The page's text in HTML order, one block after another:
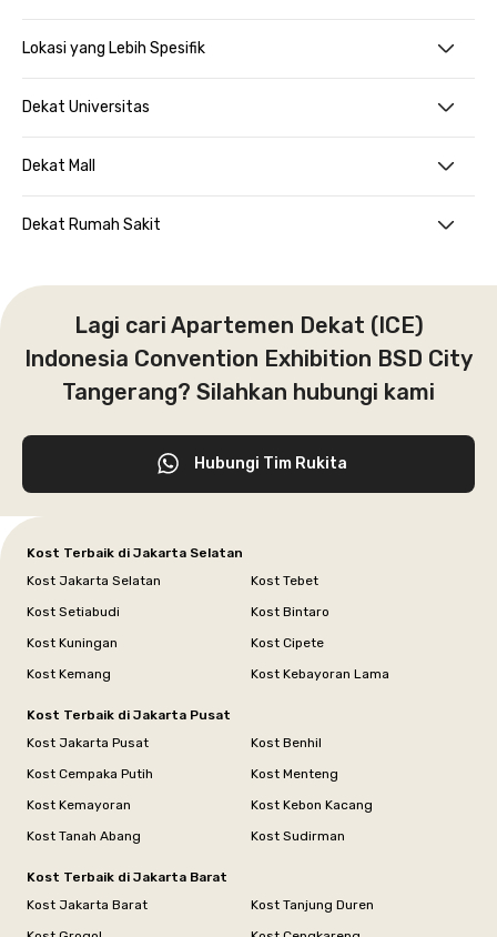
Lokasi yang Lebih Spesifik
Dekat Universitas
Dekat Mall
Dekat Rumah Sakit
Lagi cari Apartemen Dekat (ICE)
Indonesia Convention Exhibition BSD City
Tangerang? Silahkan hubungi kami
Hubungi Tim Rukita
Kost Terbaik di Jakarta Selatan
Kost Jakarta Selatan
Kost Tebet
Kost Setiabudi
Kost Bintaro
Kost Kuningan
Kost Cipete
Kost Kemang
Kost Kebayoran Lama
Kost Terbaik di Jakarta Pusat
Kost Jakarta Pusat
Kost Benhil
Kost Cempaka Putih
Kost Menteng
Kost Kemayoran
Kost Kebon Kacang
Kost Tanah Abang
Kost Sudirman
Kost Terbaik di Jakarta Barat
Kost Jakarta Barat
Kost Tanjung Duren